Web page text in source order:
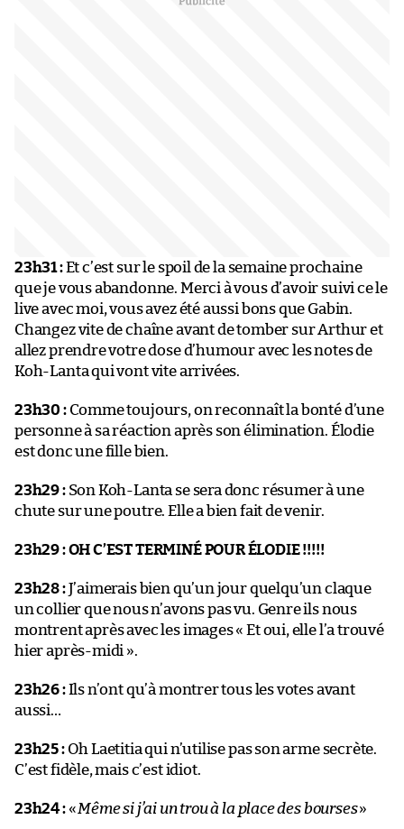
23h31 :Et c’est sur le spoil de la semaine prochaine
que je vous abandonne. Merci à vous d’avoir suivi ce le
live avec moi, vous avez été aussi bons que Gabin.
Changez vite de chaîne avant de tomber sur Arthur et
allez prendre votre dose d’humour avec les notes de
Koh-Lanta qui vont vite arrivées.
23h30 :Comme toujours, on reconnaît la bonté d’une
personne à sa réaction après son élimination. Élodie
est donc une fille bien.
23h29 :Son Koh-Lanta se sera donc résumer à une
chute sur une poutre. Elle a bien fait de venir.
23h29 :OH C’EST TERMINÉ POUR ÉLODIE !!!!!
23h28 :J’aimerais bien qu’un jour quelqu’un claque
un collier que nous n’avons pas vu. Genre ils nous
montrent après avec les images « Et oui, elle l’a trouvé
hier après-midi ».
23h26 :Ils n’ont qu’à montrer tous les votes avant
aussi…
23h25 :Oh Laetitia qui n’utilise pas son arme secrète.
C’est fidèle, mais c’est idiot.
23h24 :«Même si j’ai un trou à la place des bourses»